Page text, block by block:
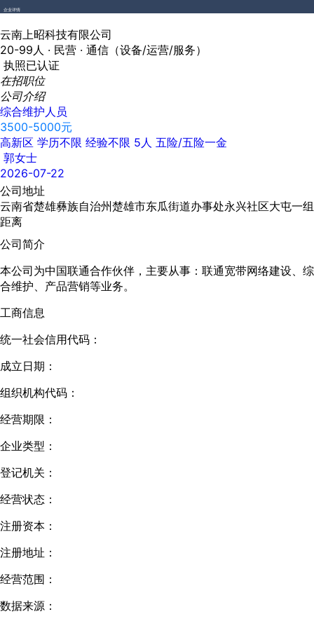
企业详情
云南上昭科技有限公司
20-99人 · 民营 · 通信（设备/运营/服务）
执照已认证
在招职位
公司介绍
综合维护人员
3500-5000元
高新区 学历不限 经验不限 5人 五险/五险一金
郭女士
2026-07-22
公司地址
云南省楚雄彝族自治州楚雄市东瓜街道办事处永兴社区大屯一组
距离
公司简介
本公司为中国联通合作伙伴，主要从事：联通宽带网络建设、综
合维护、产品营销等业务。
工商信息
统一社会信用代码：
成立日期：
组织机构代码：
经营期限：
企业类型：
登记机关：
经营状态：
注册资本：
注册地址：
经营范围：
数据来源：